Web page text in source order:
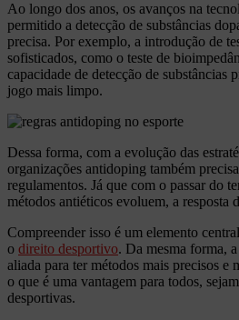
Ao longo dos anos, os avanços na
permitido a detecção de substâncias
precisa. Por exemplo, a introdução de
sofisticados, como o teste de
capacidade de detecção de substâncias
jogo mais limpo.
Dessa forma, com a evolução das
organizações antidoping também
regulamentos. Já que com o passar do
métodos antiéticos evoluem, a resposta
Compreender isso é um elemento
o direito desportivo. Da mesma forma,
aliada para ter métodos mais precisos e
o que é uma vantagem para todos,
desportivas.